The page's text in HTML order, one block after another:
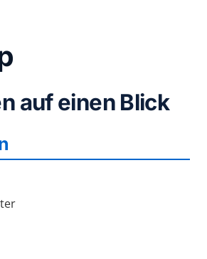
auf einen Blick